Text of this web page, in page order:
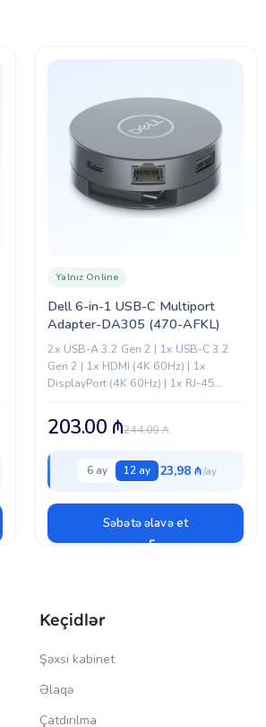
Dell 6-in-1 USB-C Multiport
Adapter-DA305 (470-AFKL)
Yalnız Online
2x USB-A 3.2 Gen 2 | 1x USB-C 3.2
Gen 2 | 1x HDMI (4K 60Hz) | 1x
DisplayPort (4K 60Hz) | 1x RJ-45
çözünürlük:...
244.00₼
203.00 ₼
6 ay 12 ay 23,98 ₼
Səbətə əlavə et
Keçidlər
Şəxsi kabinet
Əlaqə
Çatdırılma